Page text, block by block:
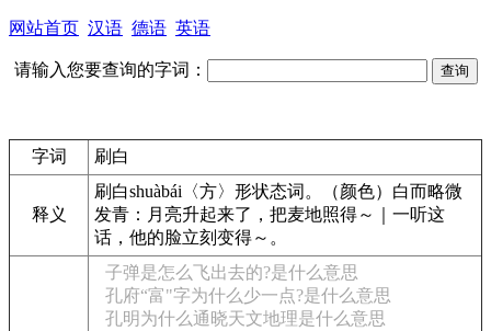
网站首页 汉语 德语 英语
请输入您要查询的字词：
字词 刷白
释义
刷白shuàbái 〈方〉 形状态词。（颜色）白而略微
发青： 月亮升起来了，把麦地照得～｜一听这
话，他的脸立刻变得～。
子弹是怎么飞出去的?是什么意思
孔府“富"字为什么少一点?是什么意思
孔明为什么通晓天文地理是什么意思